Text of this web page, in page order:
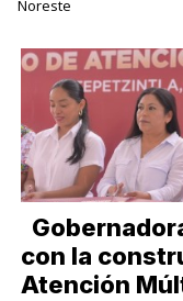
Noreste
con la
Atención